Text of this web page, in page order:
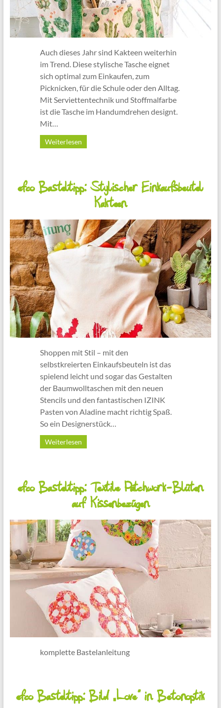
Auch dieses Jahr sind Kakteen weiterhin
im Trend. Diese stylische Tasche eignet
sich optimal zum Einkaufen, zum
Picknicken, für die Schule oder den Alltag.
Mit Serviettentechnik und Stoffmalfarbe
ist die Tasche im Handumdrehen designt.
Mit…
Weiterlesen
efco Basteltipp: Stylischer Einkaufsbeutel
Kakteen
Shoppen mit Stil – mit den
selbstkreierten Einkaufsbeuteln ist das
spielend leicht und sogar das Gestalten
der Baumwolltaschen mit den neuen
Stencils und den fantastischen IZINK
Pasten von Aladine macht richtig Spaß.
So ein Designerstück…
Weiterlesen
efco Basteltipp: Textile Patchwork-Blüten
auf Kissenbezügen
komplette Bastelanleitung
efco Basteltipp: Bild „Love“ in Betonoptik